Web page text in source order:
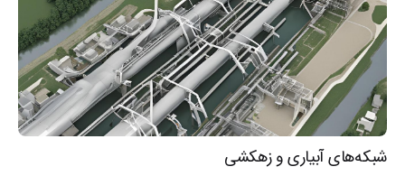
شبکه‌های آبیاری و زهکشی